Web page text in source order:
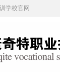
学校官网